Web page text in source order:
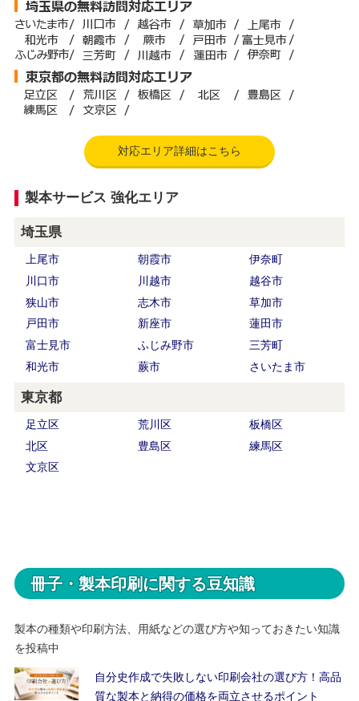
対応エリア詳細はこちら
製本サービス 強化エリア
埼玉県
上尾市 朝霞市
伊奈町
川口市
川越市
越谷市
狭山市
志木市
草加市
戸田市
新座市
蓮田市
富士見市
ふじみ野市
三芳町
和光市
蕨市 さいたま市
東京都
足立区 荒川区
板橋区
北区
豊島区
練馬区
文京区
冊子・製本印刷に関する豆知識
製本の種類や印刷方法、用紙などの選び方や知っておきたい知識
を投稿中
自分史作成で失敗しない印刷会社の選び方！高品
質な製本と納得の価格を両立させるポイント